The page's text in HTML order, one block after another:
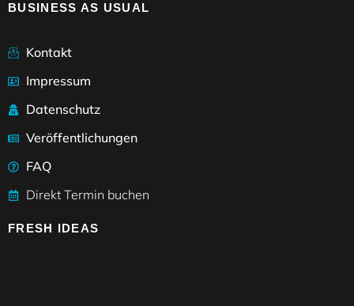
BUSINESS AS USUAL
Kontakt
Impressum
Datenschutz
Veröffentlichungen
FAQ
Direkt Termin buchen
FRESH IDEAS